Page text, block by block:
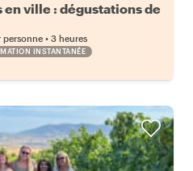
ville : dégustations de
personne • 3 heures
INSTANTANÉE